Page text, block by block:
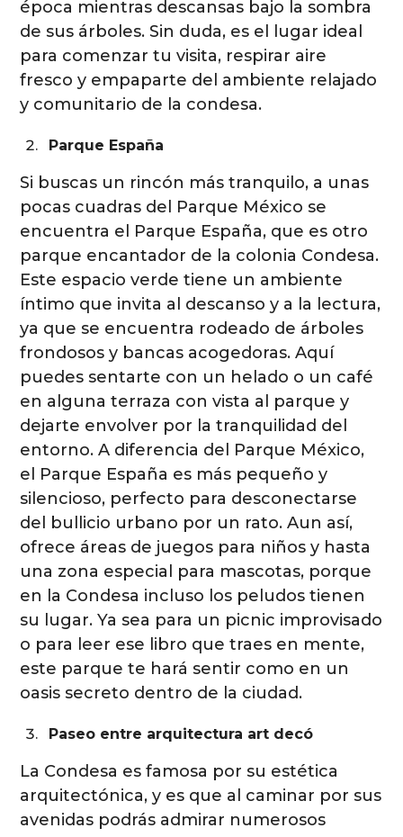
época mientras descansas bajo la sombra
de sus árboles. Sin duda, es el lugar ideal
para comenzar tu visita, respirar aire
fresco y empaparte del ambiente relajado
y comunitario de la condesa.
Parque España
Si buscas un rincón más tranquilo, a unas
pocas cuadras del Parque México se
encuentra el Parque España, que es otro
parque encantador de la colonia Condesa.
Este espacio verde tiene un ambiente
íntimo que invita al descanso y a la lectura,
ya que se encuentra rodeado de árboles
frondosos y bancas acogedoras. Aquí
puedes sentarte con un helado o un café
en alguna terraza con vista al parque y
dejarte envolver por la tranquilidad del
entorno. A diferencia del Parque México,
el Parque España es más pequeño y
silencioso, perfecto para desconectarse
del bullicio urbano por un rato. Aun así,
ofrece áreas de juegos para niños y hasta
una zona especial para mascotas, porque
en la Condesa incluso los peludos tienen
su lugar. Ya sea para un picnic improvisado
o para leer ese libro que traes en mente,
este parque te hará sentir como en un
oasis secreto dentro de la ciudad.
Paseo entre arquitectura art decó
La Condesa es famosa por su estética
arquitectónica, y es que al caminar por sus
avenidas podrás admirar numerosos